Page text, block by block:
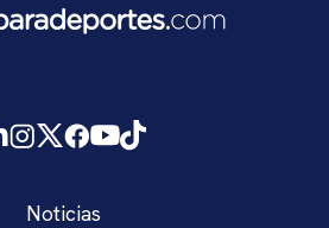
Noticias